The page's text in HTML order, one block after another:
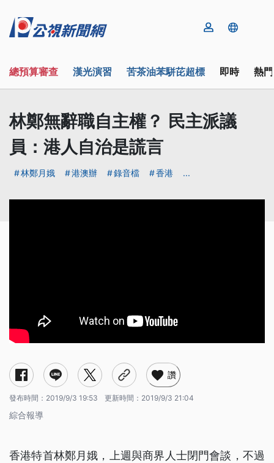
總預算審查 漢光演習 苦茶油苯駢芘超標 即時 熱
林鄭無辭職自主權？ 民主派議
員：港人自治是謊言
林鄭月娥 港澳辦 錄音檔 香港 ...
讚
發布時間： 2019/9/3 19:53 更新時間： 2019/9/3 21:04
綜合報導
香港特首林鄭月娥，上週與商界人士閉門會談，不過